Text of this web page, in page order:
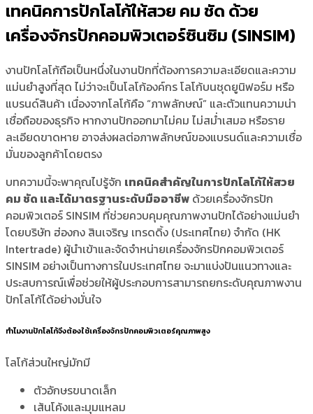
เทคนิคการปักโลโก้ให้สวย คม ชัด ด้วย
เครื่องจักรปักคอมพิวเตอร์ซินซิม (SINSIM)
งานปักโลโก้ถือเป็นหนึ่งในงานปักที่ต้องการความละเอียดและความ
แม่นยำสูงที่สุด ไม่ว่าจะเป็นโลโก้องค์กร โลโก้บนชุดยูนิฟอร์ม หรือ
แบรนด์สินค้า เนื่องจากโลโก้คือ “ภาพลักษณ์” และตัวแทนความน่า
เชื่อถือของธุรกิจ หากงานปักออกมาไม่คม ไม่สม่ำเสมอ หรือราย
ละเอียดขาดหาย อาจส่งผลต่อภาพลักษณ์ของแบรนด์และความเชื่อ
มั่นของลูกค้าโดยตรง
บทความนี้จะพาคุณไปรู้จัก เทคนิคสำคัญในการปักโลโก้ให้สวย
คม ชัด และได้มาตรฐานระดับมืออาชีพ ด้วยเครื่องจักรปัก
คอมพิวเตอร์ SINSIM ที่ช่วยควบคุมคุณภาพงานปักได้อย่างแม่นยำ
โดยบริษัท ฮ่องกง สินเจริญ เทรดดิ้ง (ประเทศไทย) จำกัด (HK
Intertrade) ผู้นำเข้าและจัดจำหน่ายเครื่องจักรปักคอมพิวเตอร์
SINSIM อย่างเป็นทางการในประเทศไทย จะมาแบ่งปันแนวทางและ
ประสบการณ์เพื่อช่วยให้ผู้ประกอบการสามารถยกระดับคุณภาพงาน
ปักโลโก้ได้อย่างมั่นใจ
ทำไมงานปักโลโก้จึงต้องใช้เครื่องจักรปักคอมพิวเตอร์คุณภาพสูง
โลโก้ส่วนใหญ่มักมี
ตัวอักษรขนาดเล็ก
เส้นโค้งและมุมแหลม